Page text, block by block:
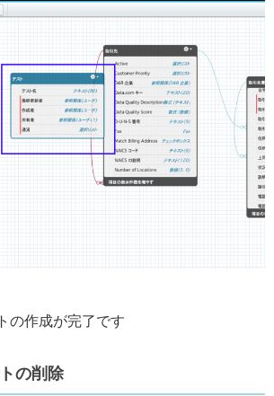
の作成が完了です
の削除